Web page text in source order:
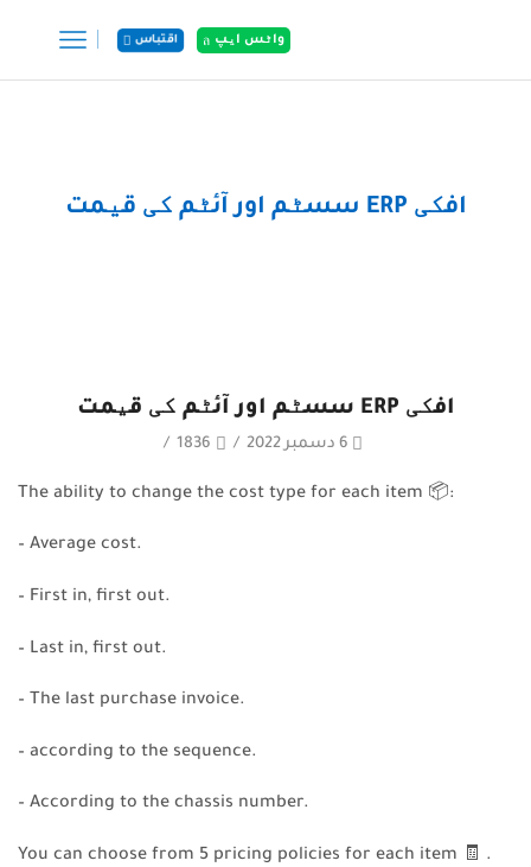
واٹس ایپ اقتباس
افکی ERP سسٹم اور آئٹم کی قیمت
افکی ERP سسٹم اور آئٹم کی قیمت
/
1836
/
The ability to change the cost type for each item 📦:
– Average cost.
– First in, first out.
– Last in, first out.
– The last purchase invoice.
– according to the sequence.
– According to the chassis number.
You can choose from 5 pricing policies for each item 🧾 .